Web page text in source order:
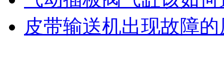
皮带输送机出现故障